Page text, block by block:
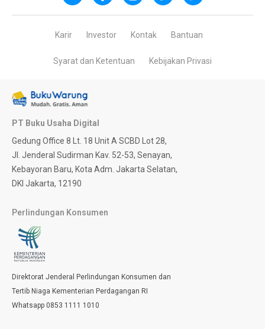
Karir Investor Kontak Bantuan
Syarat dan Ketentuan Kebijakan Privasi
PT Buku Usaha Digital
Gedung Office 8 Lt. 18 Unit A SCBD Lot 28,
Jl. Jenderal Sudirman Kav. 52-53, Senayan,
Kebayoran Baru, Kota Adm. Jakarta Selatan,
DKI Jakarta, 12190
Perlindungan Konsumen
Direktorat Jenderal Perlindungan Konsumen dan
Tertib Niaga Kementerian Perdagangan RI
Whatsapp 0853 1111 1010